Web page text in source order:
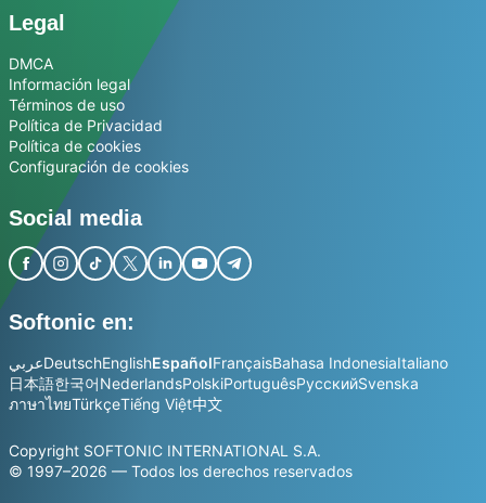
Legal
DMCA
Información legal
Términos de uso
Política de Privacidad
Política de cookies
Configuración de cookies
Social media
Softonic en:
عربيDeutschEnglishEspañolFrançaisBahasa IndonesiaItaliano
日本語한국어NederlandsPolskiPortuguêsРусскийSvenska
ภาษาไทยTürkçeTiếng Việt中文
Copyright SOFTONIC INTERNATIONAL S.A.
© 1997–2026 — Todos los derechos reservados